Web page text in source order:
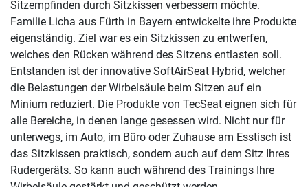
Sitzempfinden durch Sitzkissen verbessern möchte.
Familie Licha aus Fürth in Bayern entwickelte ihre Produkte
eigenständig. Ziel war es ein Sitzkissen zu entwerfen,
welches den Rücken während des Sitzens entlasten soll.
Entstanden ist der innovative SoftAirSeat Hybrid, welcher
die Belastungen der Wirbelsäule beim Sitzen auf ein
Minium reduziert. Die Produkte von TecSeat eignen sich für
alle Bereiche, in denen lange gesessen wird. Nicht nur für
unterwegs, im Auto, im Büro oder Zuhause am Esstisch ist
das Sitzkissen praktisch, sondern auch auf dem Sitz Ihres
Rudergeräts. So kann auch während des Trainings Ihre